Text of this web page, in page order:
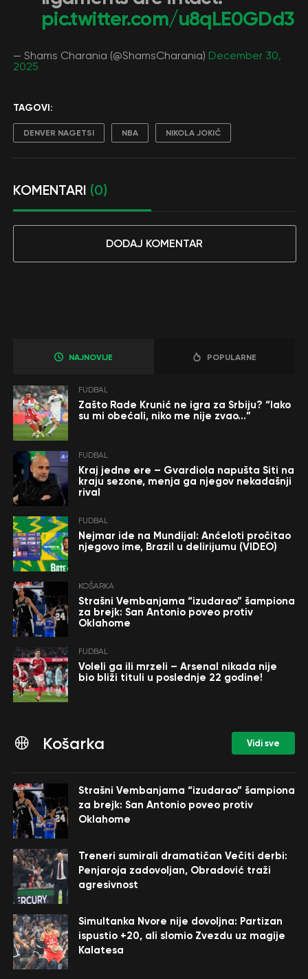
pic.twitter.com/u8qLE0GDd3
— Shams Charania (@ShamsCharania) December 30,
2025
TAGOVI:
DENVER NAGETSI NBA NIKOLA JOKIĆ
KOMENTARI (0)
DODAJ KOMENTAR
NAJNOVIJE POPULARNE
FUDBAL
Zašto Rade Krunić ne igra za Srbiju? “Iako
su mi obećali, niko me nije zvao…”
FUDBAL
Kraj jedne ere – Gvardiola napušta Siti na
kraju sezone, menja ga njegov nekadašnji
rival
FUDBAL
Nejmar ide na Mundijal: Anćeloti pročitao
njegovo ime, Brazil u delirijumu (VIDEO)
KOŠARKA
Strašni Vembanjama “izudarao” šampiona
za brejk: San Antonio poveo protiv
Oklahome
FUDBAL
Voleli ga ili mrzeli – Arsenal nikada nije
bio bliži tituli u poslednje 22 godine!
Košarka Vidi sve
Strašni Vembanjama “izudarao” šampiona
za brejk: San Antonio poveo protiv
Oklahome
Treneri sumirali dramatičan Večiti derbi:
Penjaroja zadovoljan, Obradović traži
agresivnost
Simultanka Nvore nije dovoljna: Partizan
ispustio +20, ali slomio Zvezdu uz magije
Kalatesa